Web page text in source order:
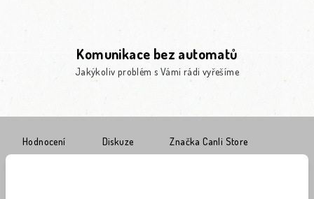
Komunikace bez automatů
Jakýkoliv problém s Vámi rádi vyřešíme
Hodnocení Diskuze Značka Canli Store